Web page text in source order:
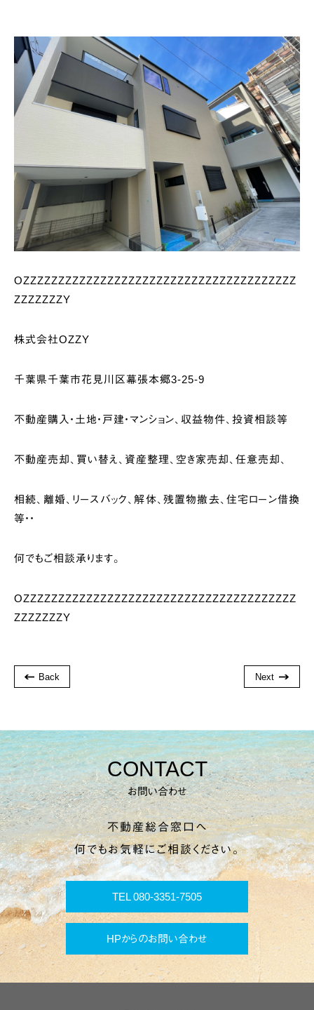
OZZZZZZZZZZZZZZZZZZZZZZZZZZZZZZZZZZZZZZZ
ZZZZZZZY
株式会社OZZY
千葉県千葉市花見川区幕張本郷3-25-9
不動産購入・土地・戸建・マンション、収益物件、投資相談等
不動産売却、買い替え、資産整理、空き家売却、任意売却、
相続、離婚、リースバック、解体、残置物撤去、住宅ローン借換
等・・
何でもご相談承ります。
OZZZZZZZZZZZZZZZZZZZZZZZZZZZZZZZZZZZZZZZ
ZZZZZZZY
Back Next
CONTACT
お問い合わせ
不動産総合窓口へ
何でもお気軽にご相談ください。
TEL 080-3351-7505
HPからのお問い合わせ